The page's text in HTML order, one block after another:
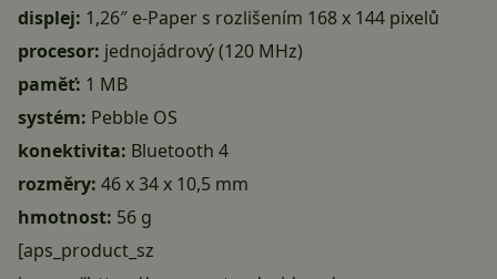
displej: 1,26″ e-Paper s rozlišením 168 x 144 pixelů
procesor: jednojádrový (120 MHz)
paměť: 1 MB
systém: Pebble OS
konektivita: Bluetooth 4
rozměry: 46 x 34 x 10,5 mm
hmotnost: 56 g
[aps_product_sz